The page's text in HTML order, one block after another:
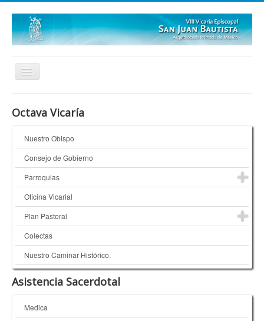
Quienes Somos
¿Dónde Estamos?
Galerías
Octava Vicaría
Nuestro Obispo
Consejo de Gobierno
Parroquias
Oficina Vicarial
Plan Pastoral
Colectas
Nuestro Caminar Histórico.
Asistencia Sacerdotal
Medica